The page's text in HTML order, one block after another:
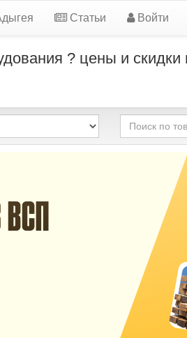
Статьи Войти
? цены и скидки